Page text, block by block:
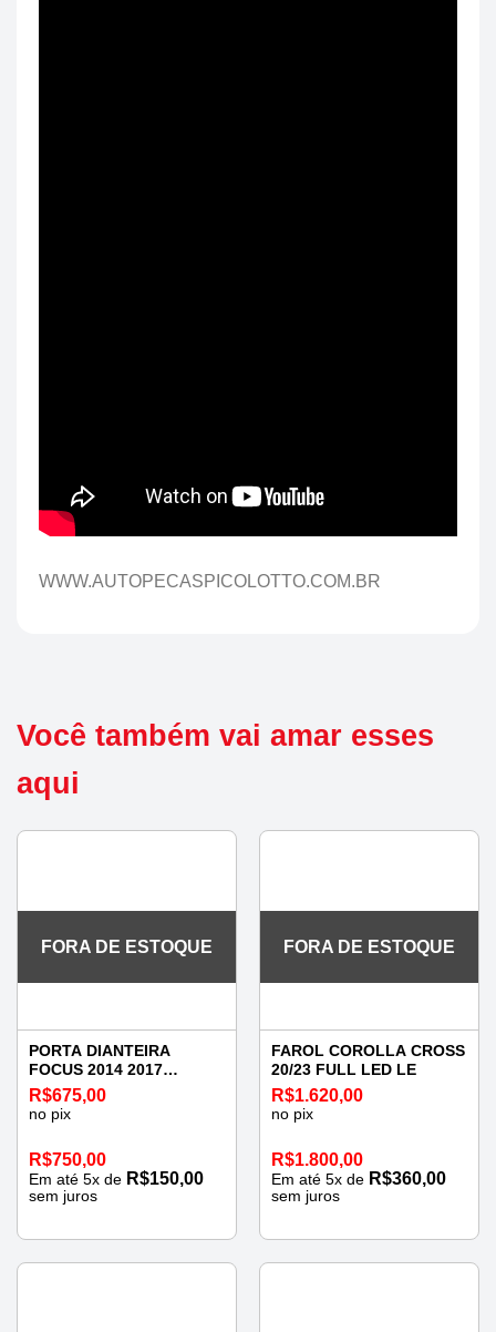
WWW.AUTOPECASPICOLOTTO.COM.BR
Você também vai amar esses
aqui
FORA DE ESTOQUE
PORTA DIANTEIRA
FOCUS 2014 2017
ESQUERDA
R$675,00
no pix
R$750,00
Em até 5x de R$150,00
sem juros
FORA DE ESTOQUE
FAROL COROLLA CROSS
20/23 FULL LED LE
R$1.620,00
no pix
R$1.800,00
Em até 5x de R$360,00
sem juros